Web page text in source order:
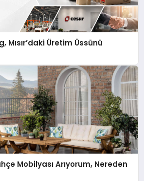
Mısır’daki Üretim Üssünü
Mobilyası Arıyorum, Nereden